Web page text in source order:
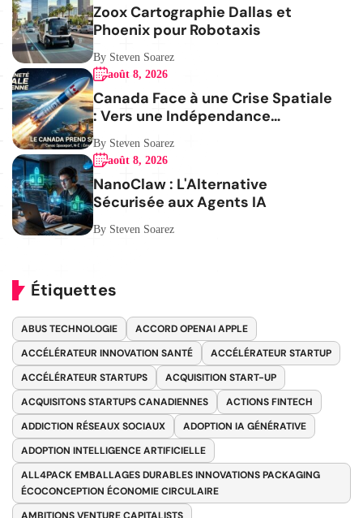
Zoox Cartographie Dallas et
Phoenix pour Robotaxis
By Steven Soarez
août 8, 2026
Canada Face à une Crise Spatiale
: Vers une Indépendance
Stratégique
By Steven Soarez
août 8, 2026
NanoClaw : L'Alternative
Sécurisée aux Agents IA
By Steven Soarez
Étiquettes
ABUS TECHNOLOGIE
ACCORD OPENAI APPLE
ACCÉLÉRATEUR INNOVATION SANTÉ
ACCÉLÉRATEUR STARTUP
ACCÉLÉRATEUR STARTUPS
ACQUISITION START-UP
ACQUISITONS STARTUPS CANADIENNES
ACTIONS FINTECH
ADDICTION RÉSEAUX SOCIAUX
ADOPTION IA GÉNÉRATIVE
ADOPTION INTELLIGENCE ARTIFICIELLE
ALL4PACK EMBALLAGES DURABLES INNOVATIONS PACKAGING
ÉCOCONCEPTION ÉCONOMIE CIRCULAIRE